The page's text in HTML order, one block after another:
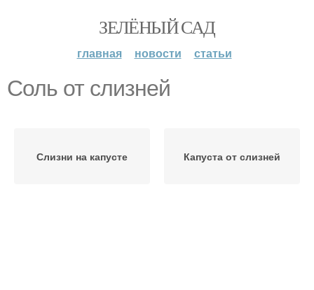
ЗЕЛЁНЫЙ САД
главная новости статьи
Соль от слизней
Слизни на капусте Капуста от слизней